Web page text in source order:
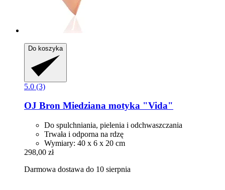
Do koszyka
5.0 (3)
OJ Bron Miedziana motyka "Vida"
Do spulchniania, pielenia i odchwaszczania
Trwała i odporna na rdzę
Wymiary: 40 x 6 x 20 cm
298,00 zł
Darmowa dostawa do 10 sierpnia